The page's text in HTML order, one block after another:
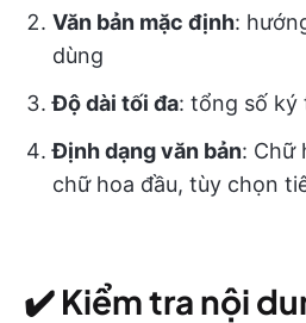
Văn bản mặc định:
dùng
Độ dài tối đa: tổng số ký
Định dạng văn bản: Chữ
chữ hoa đầu, tùy chọn
✔️ Kiểm tra nội